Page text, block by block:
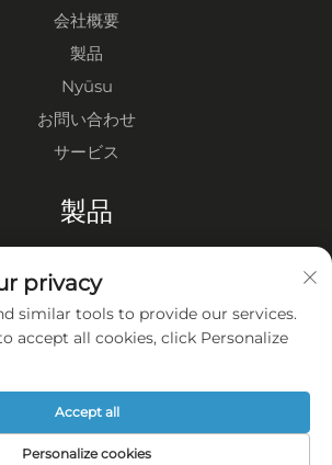
会社概要
製品
Nyūsu
お問い合わせ
サービス
製品
鋼構造工場
鋼構造建物
会社概要
プライバシーポリシー
privacy
similar tools to provide our services.
accept all cookies, click Personalize
Personalize cookies
Accept all